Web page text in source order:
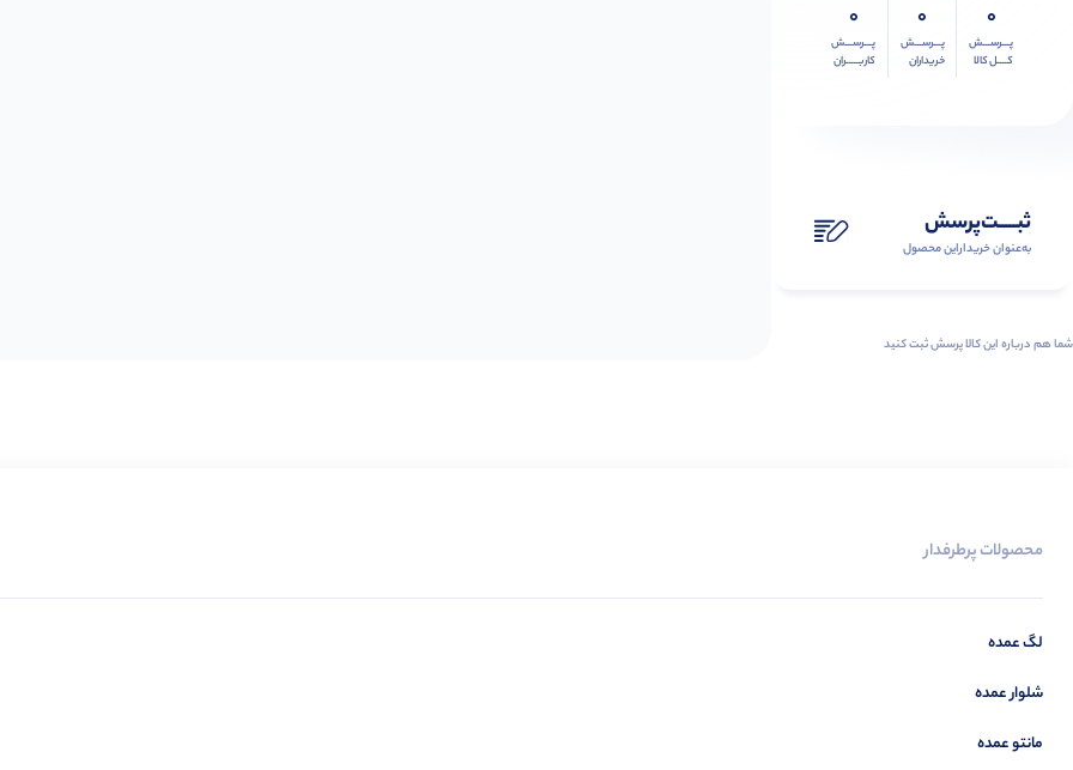
0
پـــرســـش
کــــل کالا
0
پـــرســـش
خریداران
0
پـــرســـش
کاربـــــران
ثبـــــت‌پرسش
به‌عنوان ‌خریدار‌این‌ محصول
شما هم درباره این کالا پرسش ثبت کنید
محصولات پرطرفدار
لگ عمده
شلوار عمده
مانتو عمده